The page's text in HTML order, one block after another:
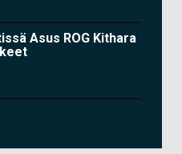
Asus ROG Kithara